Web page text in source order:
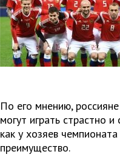
По его мнению,
могут играть страстно
как у хозяев
преимущество.